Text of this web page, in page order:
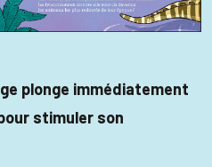
plonge immédiatement
stimuler son